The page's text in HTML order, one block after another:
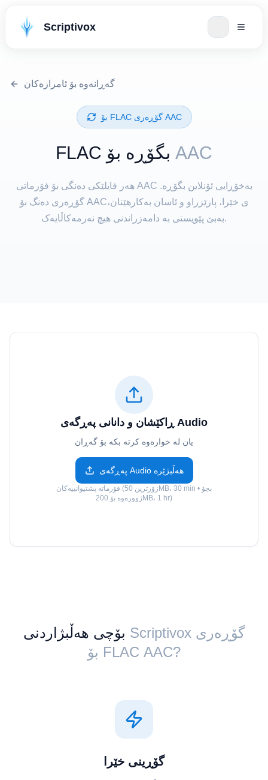
Scriptivox
گەڕانەوە بۆ ئامرازەکان
گۆڕەری ⁦FLAC⁩ بۆ ⁦AAC⁩
⁦FLAC⁩ بگۆڕە بۆ AAC
هەر فایلێکی دەنگی بۆ فۆرماتی AAC بەخۆڕایی ئۆنلاین بگۆڕە.
گۆڕەری دەنگ بۆ AACی خێرا، پارێزراو و ئاسان بەکارهێنان،
بەبێ پێویستی بە دامەزراندنی هیچ نەرمەکاڵایەک.
ڕاکێشان و دانانی پەڕگەی Audio
یان لە خوارەوە کرتە بکە بۆ گەڕان
پەڕگەی Audio هەڵبژێرە
فۆرماتە پشتیوانییەکان (زۆرترین 50MB، 30 min • بچۆ
ژوورەوە بۆ 200MB، 1 hr)
بۆچی هەڵبژاردنی Scriptivox گۆڕەری
⁦FLAC⁩ بۆ ⁦AAC⁩?
گۆڕینی خێرا